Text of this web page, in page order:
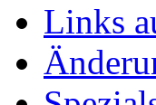
Links